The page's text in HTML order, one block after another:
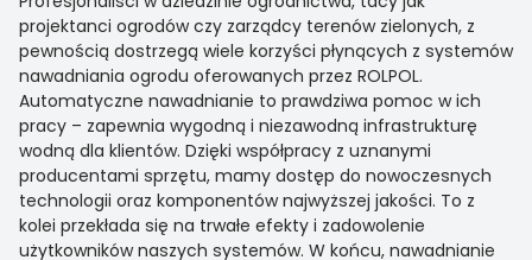
projektanci ogrodów czy zarządcy terenów zielonych, z
pewnością dostrzegą wiele korzyści płynących z systemów
nawadniania ogrodu oferowanych przez ROLPOL.
Automatyczne nawadnianie to prawdziwa pomoc w ich
pracy – zapewnia wygodną i niezawodną infrastrukturę
wodną dla klientów. Dzięki współpracy z uznanymi
producentami sprzętu, mamy dostęp do nowoczesnych
technologii oraz komponentów najwyższej jakości. To z
kolei przekłada się na trwałe efekty i zadowolenie
użytkowników naszych systemów. W końcu, nawadnianie